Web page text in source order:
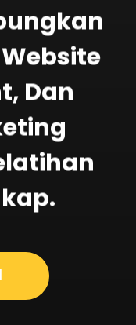
Dan